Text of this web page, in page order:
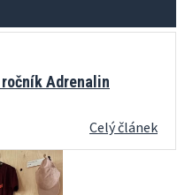
Adrenalin
Celý článek